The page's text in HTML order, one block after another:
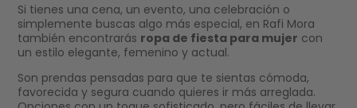
Si tienes una cena, un evento, una celebración o
simplemente buscas algo más especial, en Rafi Mora
también encontrarás ropa de fiesta para mujer con
un estilo elegante, femenino y actual.
Son prendas pensadas para que te sientas cómoda,
favorecida y segura cuando quieres ir más arreglada.